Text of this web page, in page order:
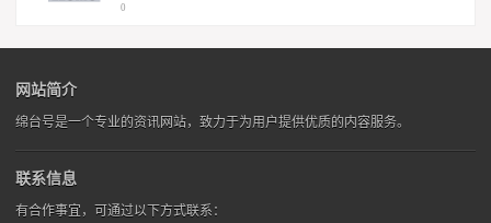
0
网站简介
绵台号是一个专业的资讯网站，致力于为用户提供优质的内容服务。
联系信息
有合作事宜，可通过以下方式联系：